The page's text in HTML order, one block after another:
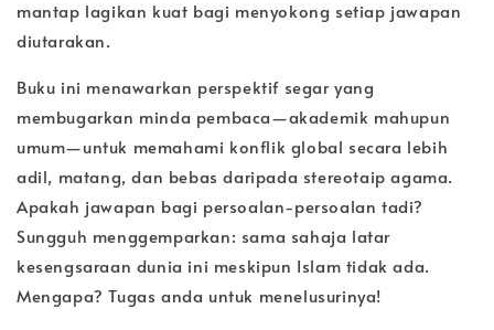
mantap lagikan kuat bagi menyokong setiap jawapan
diutarakan.
Buku ini menawarkan perspektif segar yang
membugarkan minda pembaca—akademik mahupun
umum—untuk memahami konflik global secara lebih
adil, matang, dan bebas daripada stereotaip agama.
Apakah jawapan bagi persoalan-persoalan tadi?
Sungguh menggemparkan: sama sahaja latar
kesengsaraan dunia ini meskipun Islam tidak ada.
Mengapa? Tugas anda untuk menelusurinya!